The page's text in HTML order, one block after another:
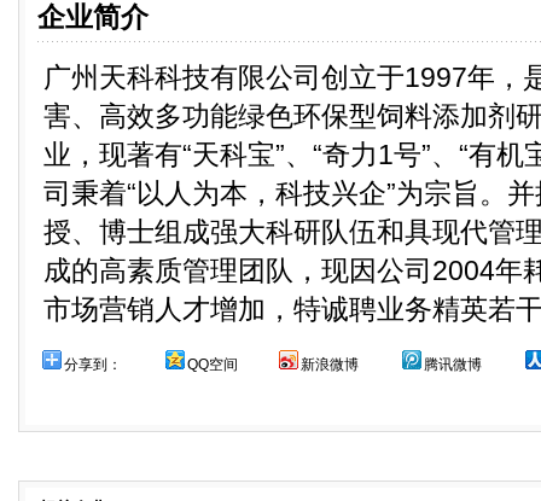
企业简介
广州天科科技有限公司创立于1997年，
害、高效多功能绿色环保型饲料添加剂
业，现著有“天科宝”、“奇力1号”、“有
司秉着“以人为本，科技兴企”为宗旨。
授、博士组成强大科研队伍和具现代管
成的高素质管理团队，现因公司2004年
市场营销人才增加，特诚聘业务精英若
分享到： QQ空间 新浪微博 腾讯微博